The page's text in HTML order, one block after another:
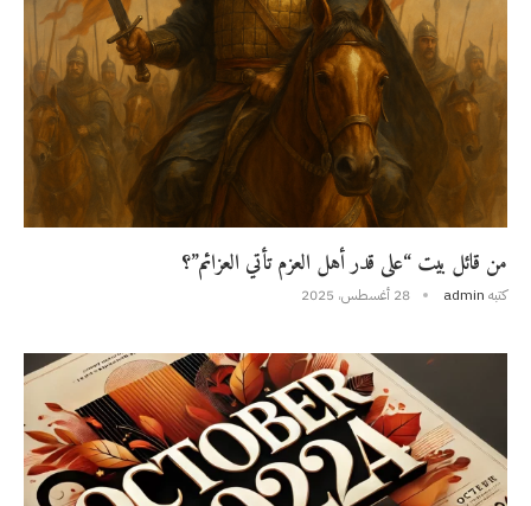
من قائل بيت “على قدر أهل العزم تأتي العزائم”؟
كتبه admin 28 أغسطس، 2025